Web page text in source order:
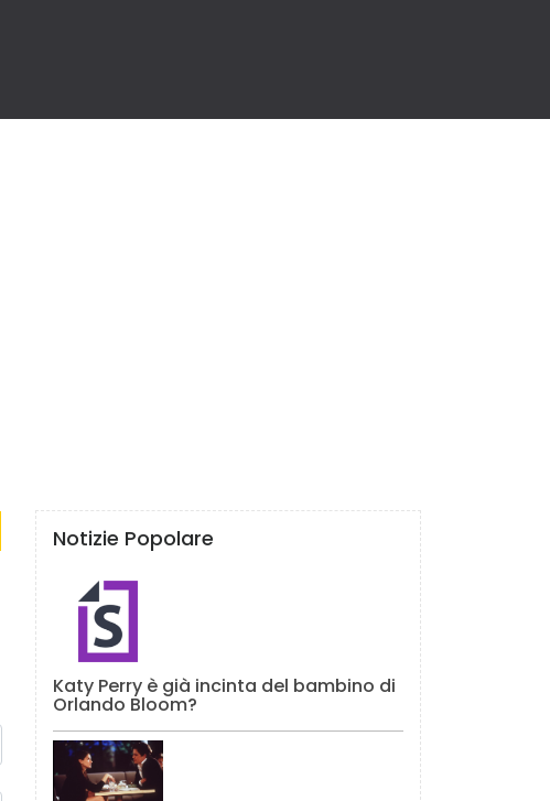
Notizie Popolare
Katy Perry è già incinta del bambino di
Orlando Bloom?